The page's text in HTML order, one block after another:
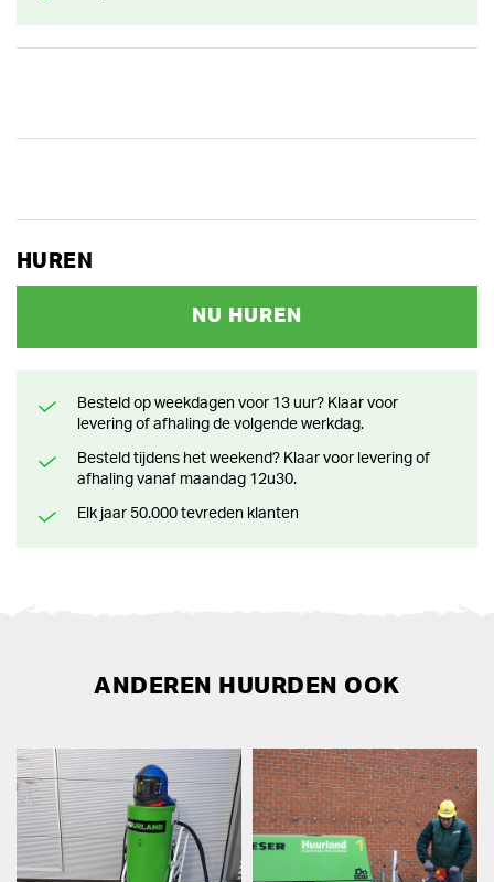
HUREN
NU HUREN
Besteld op weekdagen voor 13 uur? Klaar voor
levering of afhaling de volgende werkdag.
Besteld tijdens het weekend? Klaar voor levering of
afhaling vanaf maandag 12u30.
Elk jaar 50.000 tevreden klanten
ANDEREN HUURDEN OOK